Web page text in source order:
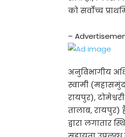
को सर्वोच्च
–
अनुविभागीय
स्वामी
रायपुर),
तालाब, रायपुर)
द्वारा लगातार